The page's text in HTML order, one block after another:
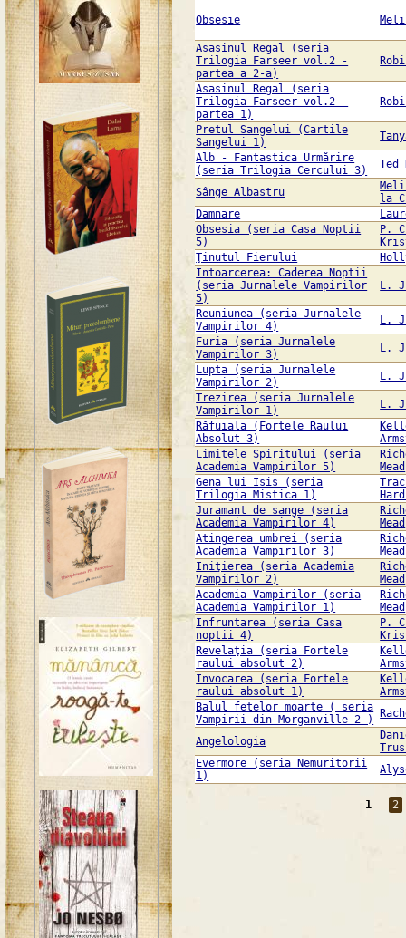
Obsesie
Asasinul Regal (seria
Trilogia Farseer vol.2 -
partea a 2-a)
Asasinul Regal (seria
Trilogia Farseer vol.2 -
partea 1)
Pretul Sangelui (Cartile
Sangelui 1)
Alb - Fantastica Urmărire
(seria Trilogia Cercului 3)
Ted
Sânge Albastru
la
Damnare
Obsesia (seria Casa Noptii
5)
P.
Ţinutul Fierului
Intoarcerea: Caderea Noptii
(seria Jurnalele Vampirilor
5)
L.
Reuniunea (seria Jurnalele
Vampirilor 4)
L.
Furia (seria Jurnalele
Vampirilor 3)
L.
Lupta (seria Jurnalele
Vampirilor 2)
L.
Trezirea (seria Jurnalele
Vampirilor 1)
L.
Răfuiala (Fortele Raului
Absolut 3)
Limitele Spiritului (seria
Academia Vampirilor 5)
Mead
Gena lui Isis (seria
Trilogia Mistica 1)
Juramant de sange (seria
Academia Vampirilor 4)
Mead
Atingerea umbrei (seria
Academia Vampirilor 3)
Mead
Iniţierea (seria Academia
Vampirilor 2)
Mead
Academia Vampirilor (seria
Academia Vampirilor 1)
Mead
Infruntarea (seria Casa
noptii 4)
P.
Revelaţia (seria Fortele
raului absolut 2)
Invocarea (seria Fortele
raului absolut 1)
Balul fetelor moarte ( seria
Vampirii din Morganville 2 )
Angelologia
Evermore (seria Nemuritorii
1)
1 2